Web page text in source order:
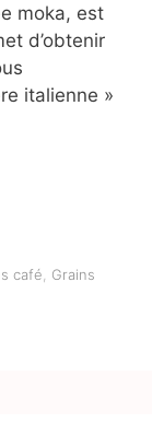
moka, est
d’obtenir
italienne »
café, Grains